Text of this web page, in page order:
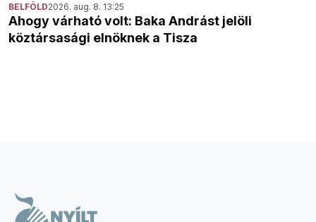
BELFÖLD2026. aug. 8. 13:25
Ahogy várható volt: Baka Andrást jelöli
köztársasági elnöknek a Tisza